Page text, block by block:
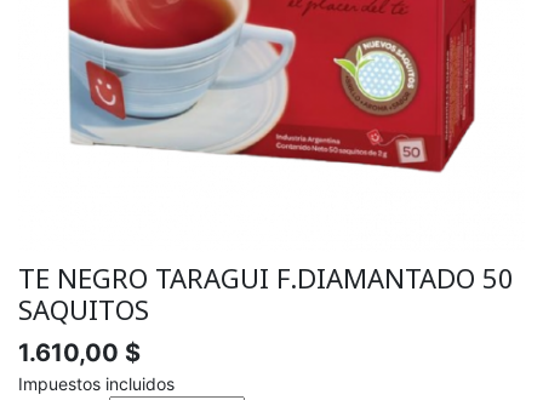
TE NEGRO TARAGUI F.DIAMANTADO 50
SAQUITOS
1.610,00 $
Impuestos incluidos